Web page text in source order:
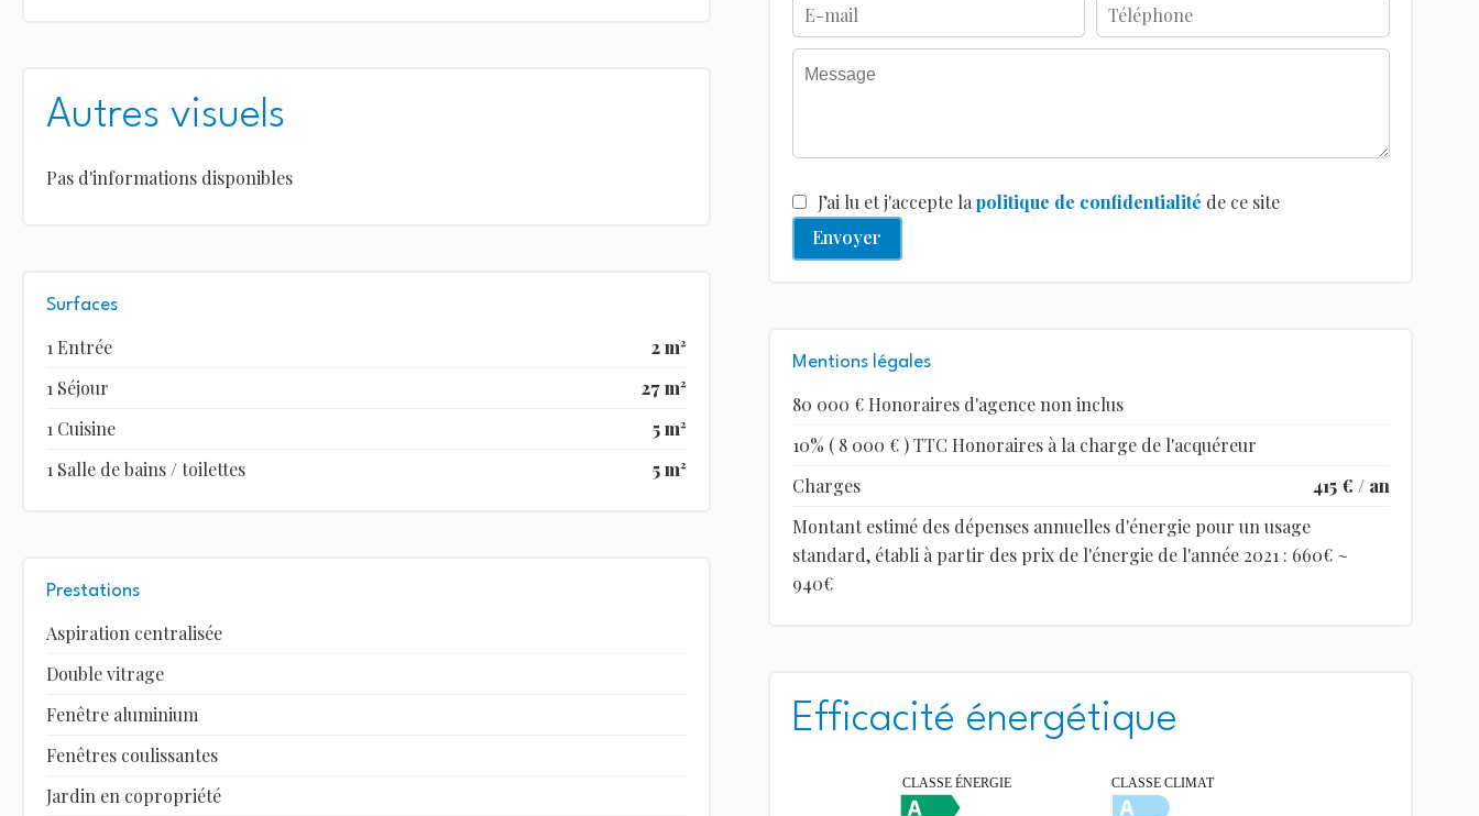
Autres visuels
Pas d'informations disponibles
Surfaces
1 Entrée
2 m²
1 Séjour
27 m²
1 Cuisine
5 m²
1 Salle de bains / toilettes
5 m²
Prestations
Aspiration centralisée
Double vitrage
Fenêtre aluminium
Fenêtres coulissantes
Jardin en copropriété
J’ai lu et j'accepte la politique de confidentialité de ce site
Envoyer
Mentions légales
80 000 € Honoraires d'agence non inclus
10% ( 8 000 € ) TTC Honoraires à la charge de l'acquéreur
Charges
415 € / an
Montant estimé des dépenses annuelles d'énergie pour un usage
standard, établi à partir des prix de l'énergie de l'année 2021 : 660€ ~
940€
Efficacité énergétique